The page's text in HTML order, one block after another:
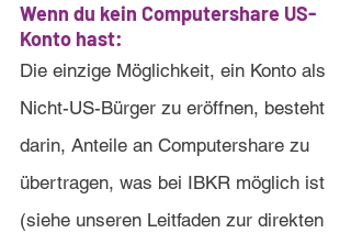
Wenn du kein Computershare US-
Konto hast:
Die einzige Möglichkeit, ein Konto als
Nicht-US-Bürger zu eröffnen, besteht
darin, Anteile an Computershare zu
übertragen, was bei IBKR möglich ist
(siehe unseren Leitfaden zur direkten